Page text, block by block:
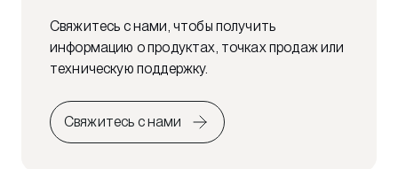
Свяжитесь с нами, чтобы получить
информацию о продуктах, точках продаж или
техническую поддержку.
Свяжитесь с нами